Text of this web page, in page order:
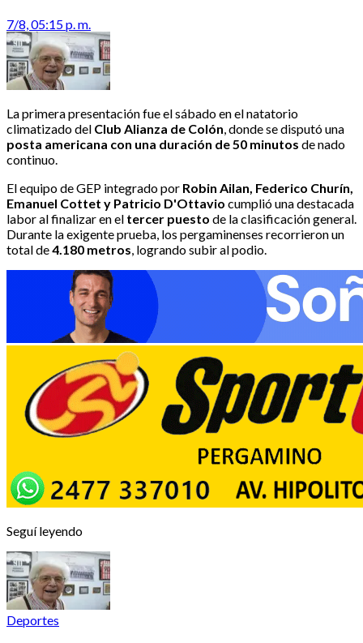
7/8, 05:15 p. m.
La primera presentación fue el sábado en el natatorio
climatizado del Club Alianza de Colón , donde se disputó una
posta americana con una duración de 50 minutos de nado
continuo.
El equipo de GEP integrado por Robin Ailan, Federico Churín,
Emanuel Cottet y Patricio D'Ottavio cumplió una destacada
labor al finalizar en el tercer puesto de la clasificación general.
Durante la exigente prueba, los pergaminenses recorrieron un
total de4.180 metros , logrando subir al podio.
Seguí leyendo
Deportes